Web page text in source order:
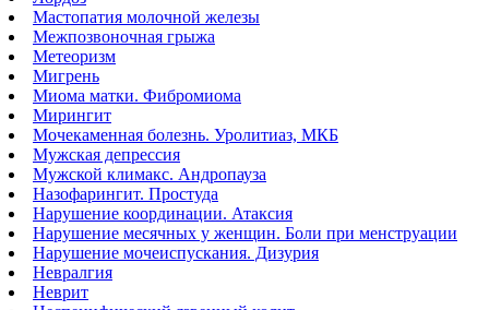
Мастопатия молочной железы
Межпозвоночная грыжа
Метеоризм
Мигрень
Миома матки. Фибромиома
Мирингит
Мочекаменная болезнь. Уролитиаз, МКБ
Мужская депрессия
Мужской климакс. Андропауза
Назофарингит. Простуда
Нарушение координации. Атаксия
Нарушение месячных у женщин. Боли при менструации
Нарушение мочеиспускания. Дизурия
Невралгия
Неврит